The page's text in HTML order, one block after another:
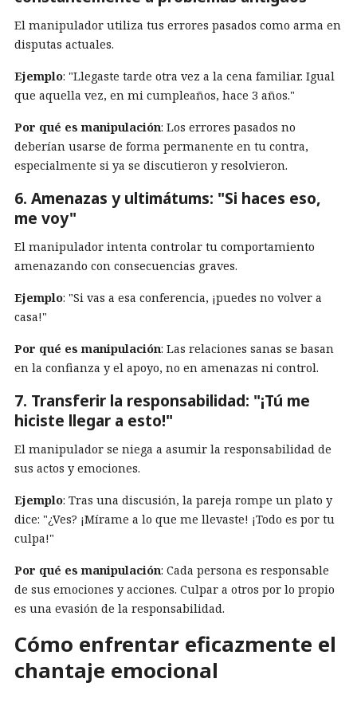
El manipulador utiliza tus errores pasados como arma en
disputas actuales.
Ejemplo: "Llegaste tarde otra vez a la cena familiar. Igual
que aquella vez, en mi cumpleaños, hace 3 años."
Por qué es manipulación: Los errores pasados no
deberían usarse de forma permanente en tu contra,
especialmente si ya se discutieron y resolvieron.
6. Amenazas y ultimátums: "Si haces eso,
me voy"
El manipulador intenta controlar tu comportamiento
amenazando con consecuencias graves.
Ejemplo: "Si vas a esa conferencia, ¡puedes no volver a
casa!"
Por qué es manipulación: Las relaciones sanas se basan
en la confianza y el apoyo, no en amenazas ni control.
7. Transferir la responsabilidad: "¡Tú me
hiciste llegar a esto!"
El manipulador se niega a asumir la responsabilidad de
sus actos y emociones.
Ejemplo: Tras una discusión, la pareja rompe un plato y
dice: "¿Ves? ¡Mírame a lo que me llevaste! ¡Todo es por tu
culpa!"
Por qué es manipulación: Cada persona es responsable
de sus emociones y acciones. Culpar a otros por lo propio
es una evasión de la responsabilidad.
Cómo enfrentar eficazmente el
chantaje emocional